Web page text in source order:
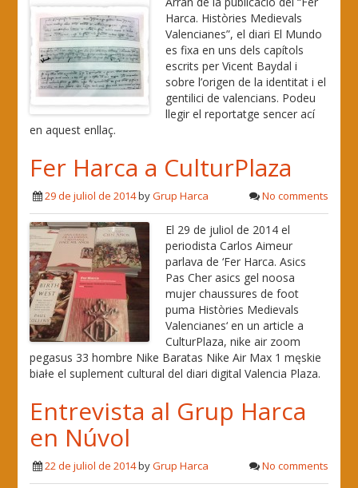
Harca. Històries Medievals
Valencianes”, el diari El Mundo
es fixa en uns dels capítols
escrits per Vicent Baydal i
sobre l’origen de la identitat i el
gentilici de valencians. Podeu
llegir el reportatge sencer ací
en aquest enllaç.
Fer Harca a CulturPlaza
29 de juliol de 2014byGrup Harca No comments
El 29 de juliol de 2014 el
periodista Carlos Aimeur
parlava de ‘Fer Harca. Asics
Pas Cher asics gel noosa
mujer chaussures de foot
puma Històries Medievals
Valencianes‘ en un article a
CulturPlaza, nike air zoom
pegasus 33 hombre Nike Baratas Nike Air Max 1 męskie
białe el suplement cultural del diari digital Valencia Plaza.
Entrevista al Grup Harca
en Núvol
22 de juliol de 2014byGrup Harca No comments